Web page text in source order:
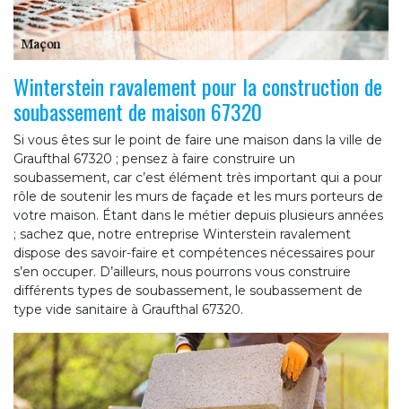
Winterstein ravalement pour la construction de
soubassement de maison 67320
Si vous êtes sur le point de faire une maison dans la ville de
Graufthal 67320 ; pensez à faire construire un
soubassement, car c’est élément très important qui a pour
rôle de soutenir les murs de façade et les murs porteurs de
votre maison. Étant dans le métier depuis plusieurs années
; sachez que, notre entreprise Winterstein ravalement
dispose des savoir-faire et compétences nécessaires pour
s’en occuper. D’ailleurs, nous pourrons vous construire
différents types de soubassement, le soubassement de
type vide sanitaire à Graufthal 67320.